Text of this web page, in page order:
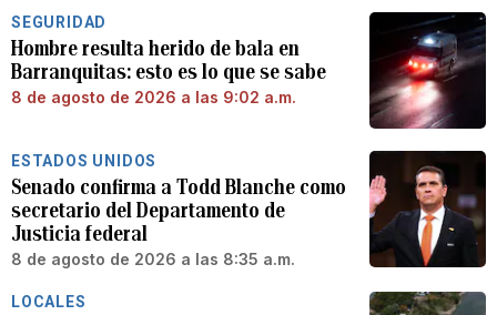
SEGURIDAD
Hombre resulta herido de bala en
Barranquitas: esto es lo que se sabe
8 de agosto de 2026 a las 9:02 a.m.
ESTADOS UNIDOS
Senado confirma a Todd Blanche como
secretario del Departamento de
Justicia federal
8 de agosto de 2026 a las 8:35 a.m.
LOCALES